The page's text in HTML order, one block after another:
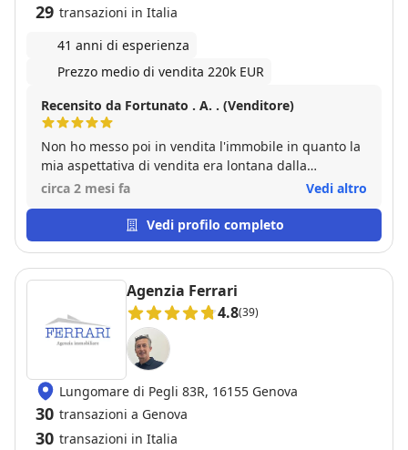
29 transazioni in Italia
41 anni di esperienza
Prezzo medio di vendita 220k EUR
Recensito da Fortunato . A. . (Venditore)
Non ho messo poi in vendita l'immobile in quanto la
mia aspettativa di vendita era lontana dalla
valutazione oggettiva dell' immobile stesso, però il
valorizzare la mia proprietà per arrivare a quando da
me ipotizzato. La sua consulenza è stata precisa e
effettuare quanto suggeritomi per poi rimetterlo
successivamente in vendita.
circa 2 mesi fa Vedi altro
Vedi profilo completo
Agenzia Ferrari
4.8(39)
Lungomare di Pegli 83R, 16155 Genova
30 transazioni a Genova
30 transazioni in Italia